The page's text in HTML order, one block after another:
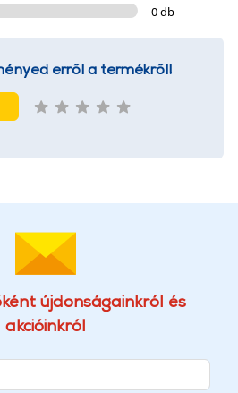
0 db
erről a termékről!
újdonságainkról és
akcióinkról